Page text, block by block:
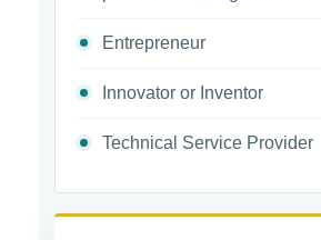
Entrepreneur
Innovator or Inventor
Technical Service Provider